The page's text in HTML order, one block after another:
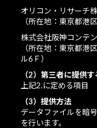
オリコン・リサーチ
（所在地：東京都港
株式会社阪神コンテ
（所在地：東京都港
ル6Ｆ）
（2）第三者に提供
上記2.に定める項目
（3）提供方法
データファイルを暗
を行います。